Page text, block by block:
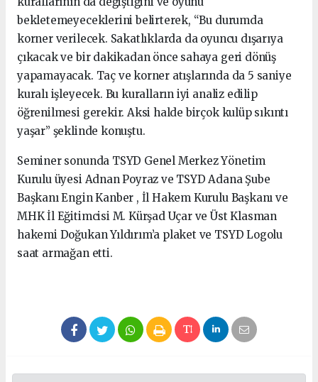
bekletemeyeceklerini belirterek, “Bu durumda
korner verilecek. Sakatlıklarda da oyuncu dışarıya
çıkacak ve bir dakikadan önce sahaya geri dönüş
yapamayacak. Taç ve korner atışlarında da 5 saniye
kuralı işleyecek. Bu kuralların iyi analiz edilip
öğrenilmesi gerekir. Aksi halde birçok kulüp sıkıntı
yaşar” şeklinde konuştu.
Seminer sonunda TSYD Genel Merkez Yönetim
Kurulu üyesi Adnan Poyraz ve TSYD Adana Şube
Başkanı Engin Kanber , İl Hakem Kurulu Başkanı ve
MHK İl Eğitimcisi M. Kürşad Uçar ve Üst Klasman
hakemi Doğukan Yıldırım’a plaket ve TSYD Logolu
saat armağan etti.